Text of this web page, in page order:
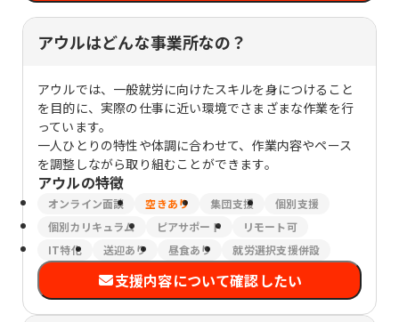
アウルはどんな事業所なの？
アウルでは、一般就労に向けたスキルを身につけること
を目的に、実際の仕事に近い環境でさまざまな作業を行
っています。
一人ひとりの特性や体調に合わせて、作業内容やペース
を調整しながら取り組むことができます。
アウルの特徴
オンライン面談 空きあり 集団支援
個別支援
個別カリキュラム
ピアサポート
リモート可
IT特化
送迎あり 昼食あり 就労選択支援併設
支援内容について確認したい